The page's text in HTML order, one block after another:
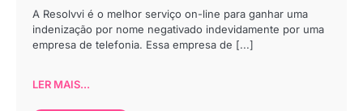
A Resolvvi é o melhor serviço on-line para ganhar uma
indenização por nome negativado indevidamente por uma
empresa de telefonia. Essa empresa de [...]
LER MAIS...